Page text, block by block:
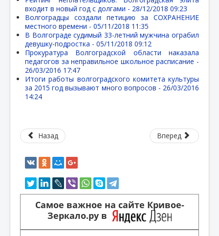
входит в новый год с долгами - 28/12/2018 09:23
Волгоградцы создали петицию за СОХРАНЕНИЕ
местного времени - 05/11/2018 11:35
В Волгограде судимый 33-летний мужчина ограбил
девушку-подростка - 05/11/2018 09:12
Прокуратура Волгоградской области наказала
педагогов за неправильное школьное расписание -
26/03/2016 17:47
Итоги работы волгоградского комитета культуры
за 2015 год вызывают много вопросов - 26/03/2016
14:24
Назад Вперед
Самое важное на сайте Кривое-
Зеркало.ру в